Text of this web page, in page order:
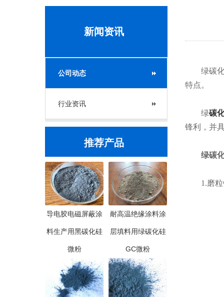
新闻资讯
公司动态
行业资讯
推荐产品
导电胶电磁屏蔽涂
料生产用黑碳化硅
微粉
耐高温绝缘涂料涂
层填料用绿碳化硅
GC微粉
绿碳化
特点。
绿碳
锋利，并
绿碳化
1.磨粒锋